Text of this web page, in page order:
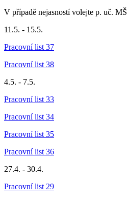
V případě nejasností volejte p. uč. MŠ
11.5. - 15.5.
Pracovní list 37
Pracovní list 38
4.5. - 7.5.
Pracovní list 33
Pracovní list 34
Pracovní list 35
Pracovní list 36
27.4. - 30.4.
Pracovní list 29